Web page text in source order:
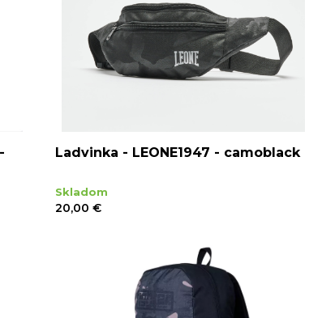
Ladvinka - LEONE1947 - camoblack
Skladom
20,00 €